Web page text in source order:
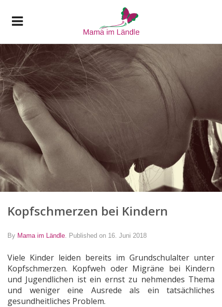
Kopfschmerzen bei Kindern
By Mama im Ländle Published on 16. Juni 2018
Viele Kinder leiden bereits im Grundschulalter unter
Kopfschmerzen. Kopfweh oder Migräne bei Kindern
und Jugendlichen ist ein ernst zu nehmendes Thema
und weniger eine Ausrede als ein tatsächliches
gesundheitliches Problem.